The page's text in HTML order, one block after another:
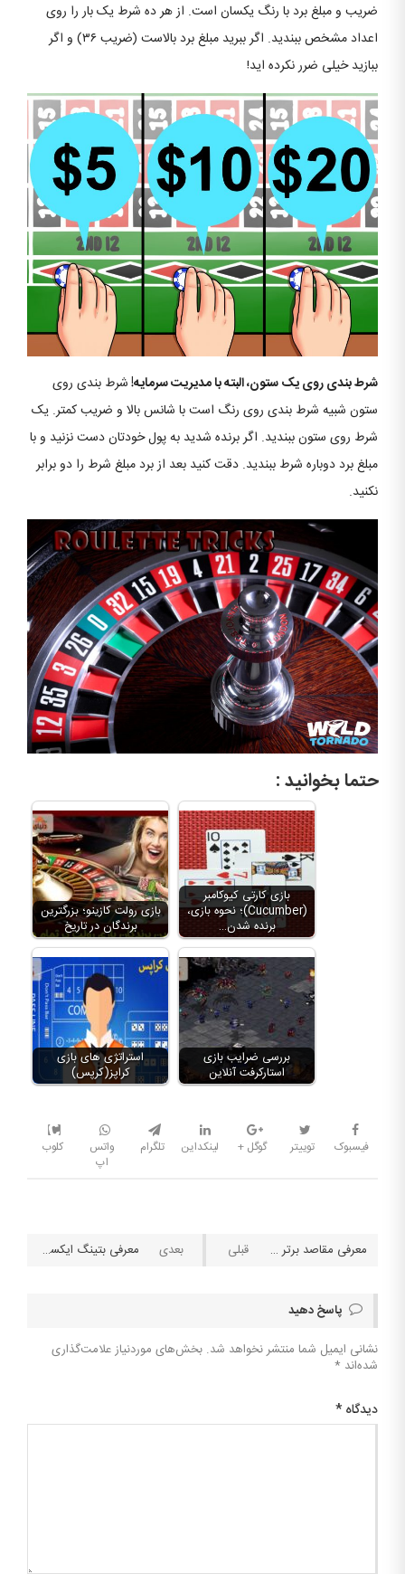
ضریب و مبلغ برد با رنگ یکسان است. از هر ده شرط یک بار را روی
اعداد مشخص ببندید. اگر ببرید مبلغ برد بالاست (ضریب ۳۶) و اگر
ببازید خیلی ضرر نکرده اید!
شرط بندی روی یک ستون، البته با مدیریت سرمایه!شرط بندی روی
ستون شبیه شرط بندی روی رنگ است با شانس بالا و ضریب کمتر. یک
شرط روی ستون ببندید. اگر برنده شدید به پول خودتان دست نزنید و با
مبلغ برد دوباره شرط ببندید. دقت کنید بعد از برد مبلغ شرط را دو برابر
نکنید.
حتما بخوانید :
بازی رولت کازینو؛ بزرگترین
برندگان در تاریخ
بازی کارتی کیوکامبر
(Cucumber)؛ نحوه بازی،
برنده شدن…
استراتژی های بازی
کراپز(کرپس)
بررسی ضرایب بازی
استارکرفت آنلاین
فیسبوک توییتر گوگل + لینکداین تلگرام
واتس
اپ
کلوب
معرفی مقاصد برتر شرطبندی جهان: ماکائو، طمع بیشتر! معرفی بتینگ ایکسچنج
پاسخ دهید
نشانی ایمیل شما منتشر نخواهد شد. بخش‌های موردنیاز علامت‌گذاری
شده‌اند *
دیدگاه *